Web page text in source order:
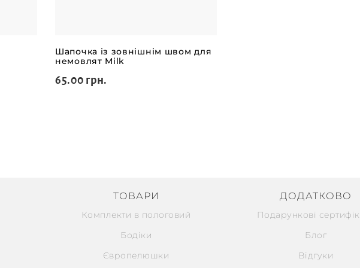
Шапочка із зовнішнім швом для
немовлят Milk
65.00 грн.
ТОВАРИ
Комплекти в пологовий
Бодіки
Європелюшки
ДОДАТКОВО
Подарункові
Блог
Відгуки